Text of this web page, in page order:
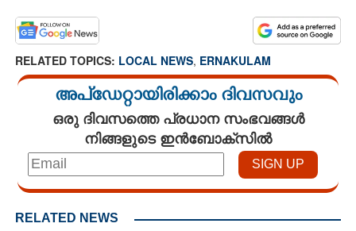
RELATED TOPICS: LOCAL NEWS, ERNAKULAM
അപ്ഡേറ്റായിരിക്കാം ദിവസവും
ഒരു ദിവസത്തെ പ്രധാന സംഭവങ്ങൾ
നിങ്ങളുടെ ഇൻബോക്സിൽ
RELATED NEWS